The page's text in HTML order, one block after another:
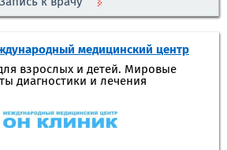
медицинский центр
взрослых и детей. Мировые
диагностики и лечения